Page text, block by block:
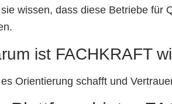
wissen, dass diese Betriebe für
ist FACHKRAFT
Orientierung schafft und